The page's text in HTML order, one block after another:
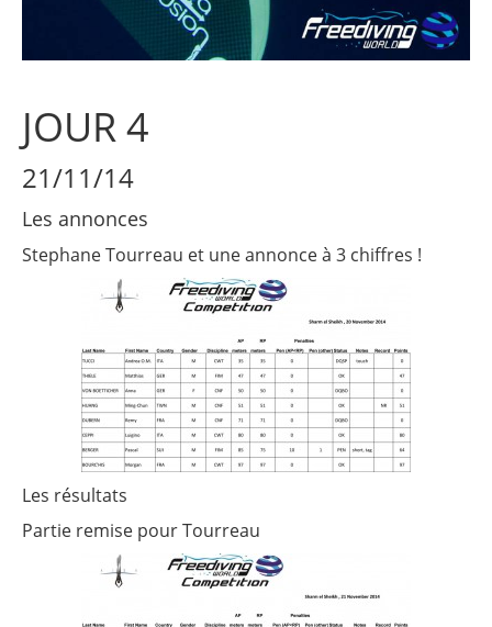
JOUR 4
21/11/14
Les annonces
Stephane Tourreau et une annonce à 3 chiffres !
Les résultats
Partie remise pour Tourreau